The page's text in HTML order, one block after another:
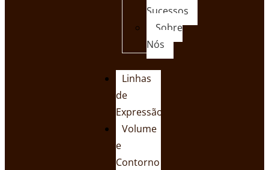
Sucessos
Sobre
Nós
Linhas
de
Expressão
Volume
e
Contorno